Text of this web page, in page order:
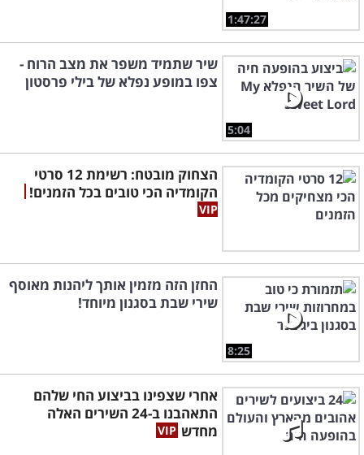
1:47:27
5:04
שיר שתמיד משפר את מצב הרוח -
צפו במופע נפלא של בילי פרסטון
הצחוק מובטח: רשימת 12 סרטי
הקומדיה הכי טובים בכל הזמנים!
8:25
החזן הזה מזמין אותך ליהנות מאוסף
שירי שבת בסגנון מיוחד!
אחרי שצפינו בביצוע החי שלהם
התאהבנו ב-24 השירים האלה
מחדש